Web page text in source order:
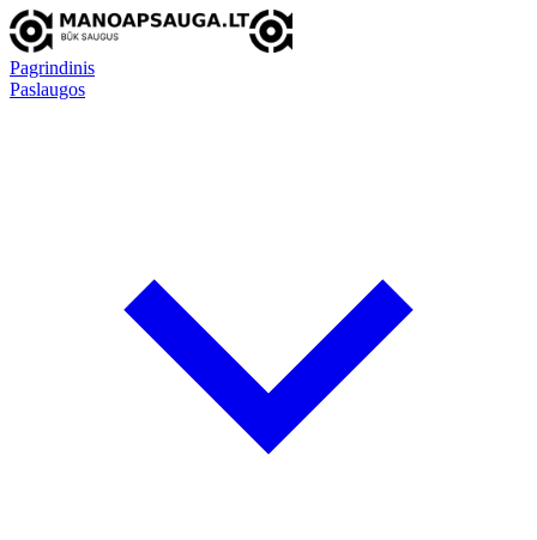
Pagrindinis
Paslaugos